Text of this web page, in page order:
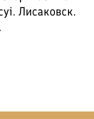
Лисаковск.